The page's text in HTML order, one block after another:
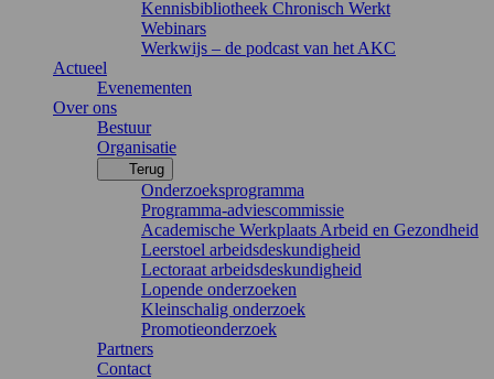
Kennisbibliotheek Chronisch Werkt
Webinars
Werkwijs – de podcast van het AKC
Actueel
Evenementen
Over ons
Bestuur
Organisatie
Terug
Onderzoeksprogramma
Programma-adviescommissie
Academische Werkplaats Arbeid en Gezondheid
Leerstoel arbeidsdeskundigheid
Lectoraat arbeidsdeskundigheid
Lopende onderzoeken
Kleinschalig onderzoek
Promotieonderzoek
Partners
Contact